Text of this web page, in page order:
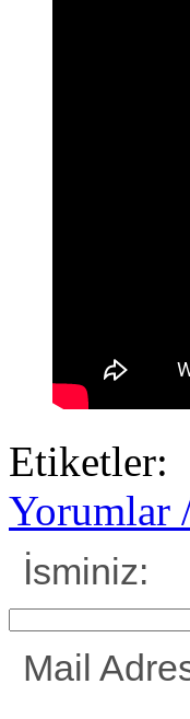
Etiketler:
Yorumlar
İsminiz:
Mail